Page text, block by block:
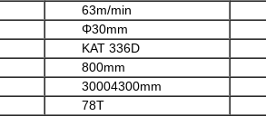
63m/min
Φ30mm
KAT 336D
800mm
30004300mm
78T